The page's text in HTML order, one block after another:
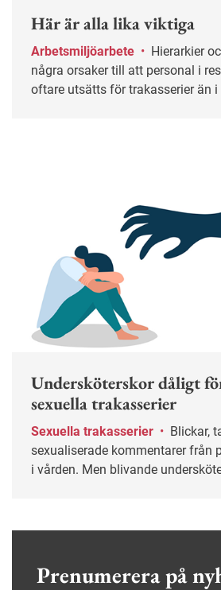
Här är alla lika viktiga
Arbetsmiljöarbete •
några orsaker till att personal i
oftare utsätts för trakasserier än i
Undersköterskor dåligt
sexuella trakasserier
Sexuella trakasserier •
sexualiserade kommentarer från
i vården. Men blivande
Prenumerera på